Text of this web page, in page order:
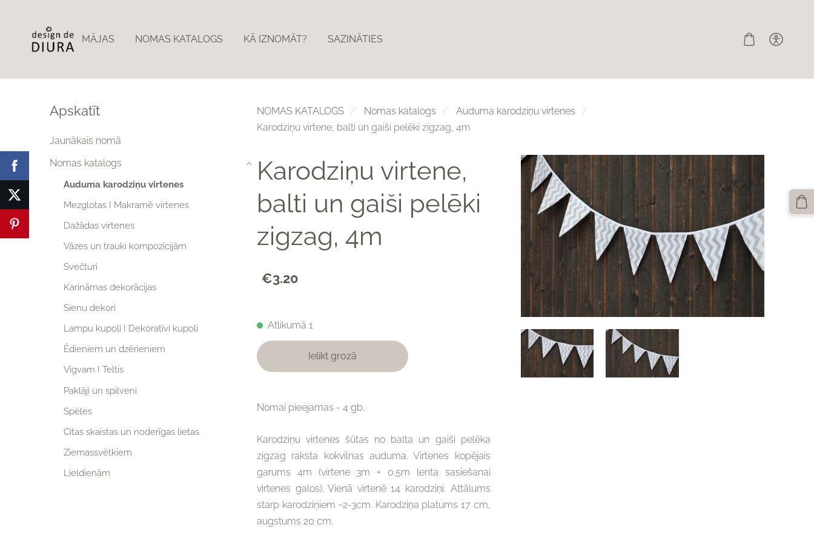
MĀJAS NOMAS KATALOGS KĀ IZNOMĀT? SAZINĀTIES
Apskatīt
Jaunākais nomā
Nomas katalogs
Auduma karodziņu virtenes
Mezglotas I Makramē virtenes
Dažādas virtenes
Vāzes un trauki kompozīcijām
Svečturi
Karināmas dekorācijas
Sienu dekori
Lampu kupoli I Dekoratīvi kupoli
Ēdieniem un dzērieniem
Vigvam I Teltis
Paklāji un spilveni
Spēles
Citas skaistas un noderīgas lietas
Ziemassvētkiem
Lieldienām
›
NOMAS KATALOGS Nomas katalogs
Auduma karodziņu virtenes
Karodziņu virtene, balti un gaiši pelēki zigzag, 4m
Karodziņu virtene,
balti un gaiši pelēki
zigzag, 4m
€3.20
Atlikumā 1
Ielikt grozā
Nomai pieejamas - 4 gb.
Karodziņu virtenes šūtas no balta un gaiši pelēka
zigzag raksta kokvilnas auduma. Virtenes kopējais
garums 4m (virtene 3m + 0.5m lenta sasiešanai
virtenes galos). Vienā virtenē 14 karodziņi. Attālums
starp karodziņiem ~2-3cm. Karodziņa platums 17 cm,
augstums 20 cm.